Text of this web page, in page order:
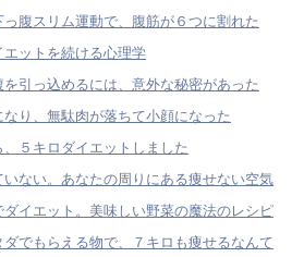
腹スリム運動で、腹筋が６つに割れた
ットを続ける心理学
引っ込めるには、意外な秘密があった
なり、無駄肉が落ちて小顔になった
５キロダイエットしました
ない。あなたの周りにある痩せない空気
イエット。美味しい野菜の魔法のレシピ
でもらえる物で、７キロも痩せるなんて